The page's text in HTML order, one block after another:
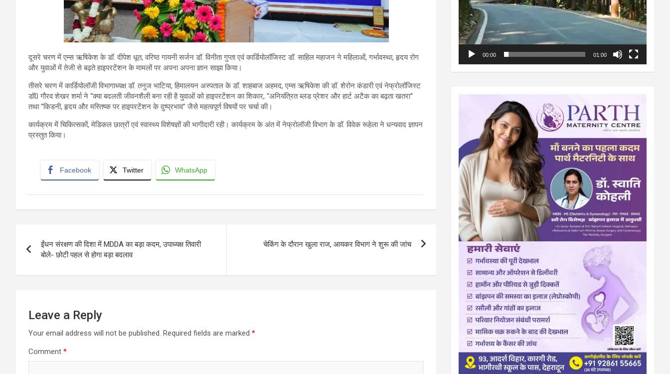
दूसरे चरण में एम्स ऋषिकेश के डॉ. दीपेश धूत, वरिष्ठ गायनी सर्जन डॉ. विनीता गुप्ता एवं कार्डियोलॉजिस्ट डॉ. साहिल महाजन ने महिलाओं, गर्भावस्था, हृदय रोग
और युवाओं में तेजी से बढ़ते हाइपरटेंशन के मामलों पर अपना अपना ज्ञान साझा किया।
तीसरे चरण में कार्डियोलॉजी विभागाध्यक्ष डॉ. तनुज भाटिया, हिमालयन अस्पताल के डॉ. शाहबाज अहमद, एम्स ऋषिकेश की डॉ. शेरोन कंडारी एवं नेफ्रोलॉजिस्ट
डॉ0 गौरव शेखर शर्मा ने “क्या बदलती जीवनशैली बना रही है युवाओं को हाइपरटेंशन का शिकार, “अनियंत्रित ब्लड प्रेशर और हार्ट अटैक का बढ़ता खतरा‘‘
तथा “किडनी, हृदय और मस्तिष्क पर हाइपरटेंशन के दुष्प्रभाव” जैसे महत्वपूर्ण विषयों पर चर्चा की।
कार्यक्रम में चिकित्सकों, मेडिकल छात्रों एवं स्वास्थ्य विशेषज्ञों की भागीदारी रही। कार्यक्रम के अंत में नेफ्रोलॉजी विभाग के डॉ. विवेक रूहेला ने धन्यवाद ज्ञापन
प्रस्तुत किया।
Facebook Twitter WhatsApp
navigation
ईंधन संरक्षण की दिशा में MDDA का बड़ा कदम, उपाध्यक्ष तिवारी
बोले- छोटी पहल से होगा बड़ा बदलाव
चेकिंग के दौरान खुला राज, आयकर विभाग ने शुरू की जांच
Leave a Reply
Your email address will not be published. Required fields are marked *
Comment *
00:00 01:00